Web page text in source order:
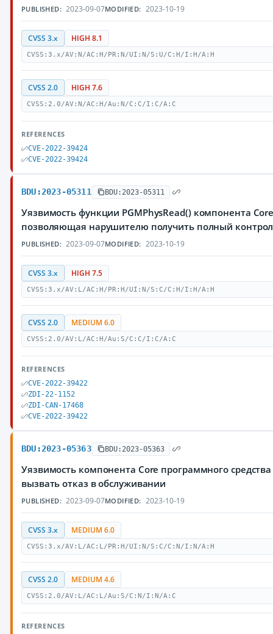
PUBLISHED: 2023-09-07MODIFIED: 2023-10-19
CVSS 3.x HIGH 8.1
CVSS:3.x/AV:N/AC:H/PR:N/UI:N/S:U/C:H/I:H/A:H
CVSS 2.0 HIGH 7.6
CVSS:2.0/AV:N/AC:H/Au:N/C:C/I:C/A:C
REFERENCES
CVE-2022-39424
CVE-2022-39424
BDU:2023-05311 BDU:2023-05311
Уязвимость функции PGMPhysRead() компонента
позволяющая нарушителю получить полный
PUBLISHED: 2023-09-07MODIFIED: 2023-10-19
CVSS 3.x HIGH 7.5
CVSS:3.x/AV:L/AC:H/PR:H/UI:N/S:C/C:H/I:H/A:H
CVSS 2.0 MEDIUM 6.0
CVSS:2.0/AV:L/AC:H/Au:S/C:C/I:C/A:C
REFERENCES
CVE-2022-39422
ZDI-22-1152
ZDI-CAN-17468
CVE-2022-39422
BDU:2023-05363 BDU:2023-05363
Уязвимость компонента Core программного
вызвать отказ в обслуживании
PUBLISHED: 2023-09-07MODIFIED: 2023-10-19
CVSS 3.x MEDIUM 6.0
CVSS:3.x/AV:L/AC:L/PR:H/UI:N/S:C/C:N/I:N/A:H
CVSS 2.0 MEDIUM 4.6
CVSS:2.0/AV:L/AC:L/Au:S/C:N/I:N/A:C
REFERENCES